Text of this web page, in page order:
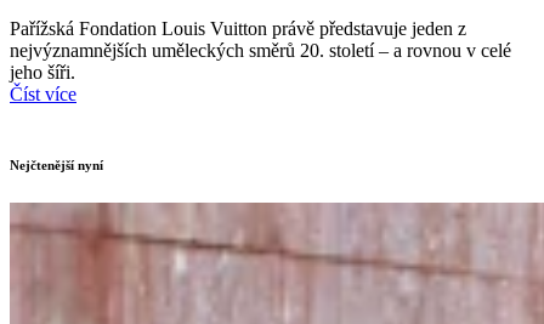
Pařížská Fondation Louis Vuitton právě představuje jeden z
nejvýznamnějších uměleckých směrů 20. století – a rovnou v celé
jeho šíři.
Číst více
Nejčtenější nyní